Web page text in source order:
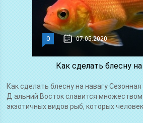
0 07.05.2020
Как сделать блесну
Как сделать блесну на навагу
Д альний Восток славится
экзотичных видов рыб, которых